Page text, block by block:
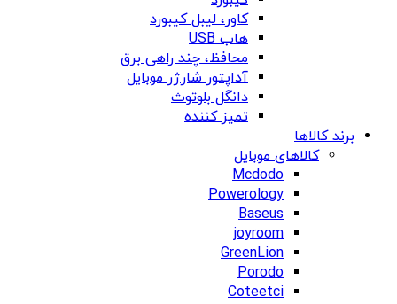
کاور، لیبل کیبورد
هاب USB
محافظ، چند راهی برق
آداپتور شارژر موبایل
دانگل بلوتوث
تمیز کننده
برند کالاها
کالاهای موبایل
Mcdodo
Powerology
Baseus
joyroom
GreenLion
Porodo
Coteetci